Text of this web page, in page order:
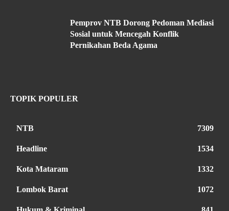
Pemprov NTB Dorong Pedoman Mediasi
Sosial untuk Mencegah Konflik
Pernikahan Beda Agama
TOPIK POPULER
NTB 7309
Headline 1534
Kota Mataram 1332
Lombok Barat 1072